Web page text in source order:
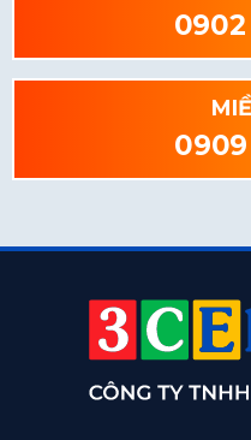
0902
0909